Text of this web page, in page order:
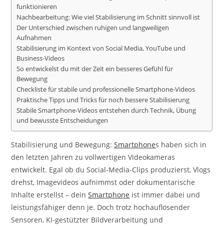
funktionieren
Nachbearbeitung: Wie viel Stabilisierung im Schnitt sinnvoll ist
Der Unterschied zwischen ruhigen und langweiligen
Aufnahmen
Stabilisierung im Kontext von Social Media, YouTube und
Business-Videos
So entwickelst du mit der Zeit ein besseres Gefühl für
Bewegung
Checkliste für stabile und professionelle Smartphone-Videos
Praktische Tipps und Tricks für noch bessere Stabilisierung
Stabile Smartphone-Videos entstehen durch Technik, Übung
und bewusste Entscheidungen
Stabilisierung und Bewegung:Smartphones haben sich in
den letzten Jahren zu vollwertigen Videokameras
entwickelt. Egal ob du Social-Media-Clips produzierst, Vlogs
drehst, Imagevideos aufnimmst oder dokumentarische
Inhalte erstellst – deinSmartphone ist immer dabei und
leistungsfähiger denn je. Doch trotz hochauflösender
Sensoren, KI-gestützter Bildverarbeitung und